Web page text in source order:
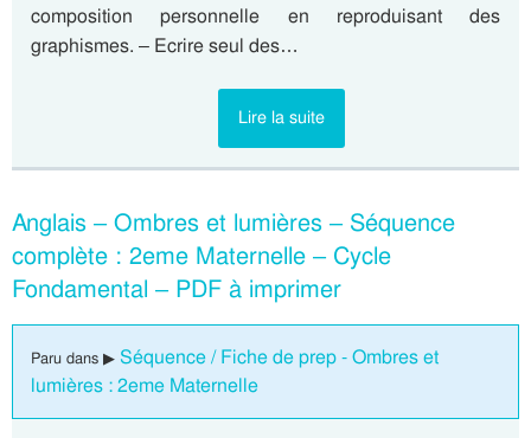
composition personnelle en reproduisant des
graphismes. – Ecrire seul des…
Lire la suite
Anglais – Ombres et lumières – Séquence
complète : 2eme Maternelle – Cycle
Fondamental – PDF à imprimer
Paru dans ▶ Séquence / Fiche de prep - Ombres et
lumières : 2eme Maternelle